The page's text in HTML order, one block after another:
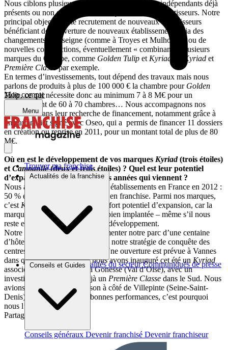
Mon compte
Menu
Trouver ma franchise
Actualités de la franchise
Brèves et actus Actualités du secteur Communiqués de presse
Conseils et Guides
Conseils généraux Devenir franchisé Devenir franchiseur
Nous ciblons plusieurs profils : soit des hôteliers indépendants déjà
présents ou non sous d’autres marques, soit des investisseurs. Notre
principal objectif est le recrutement de nouveaux investisseurs
bénéficiant de l’ouverture de nouveaux établissements, via des
changements d’enseigne (comme à Troyes et Mulhouse), ou de
nouvelles constructions, éventuellement « combinant » plusieurs
marques du Groupe, comme Golden Tulip et Kyriad Kyriad et
Première Classepar exemple.
En termes d’investissements, tout dépend des travaux mais nous
parlons de produits à plus de 100 000 € la chambre pour Golden
Tulip, ce qui nécessite donc au minimum 7 à 8 M€ pour un
établissement de 60 à 70 chambres… Nous accompagnons nos
franchisés dans leur recherche de financement, notamment grâce à
un partenariat signé avec Oseo, qui a permis de financer 11 dossiers
en création ou reprise en 2011, pour un montant total de plus de 80
M€.
Où en est le développement de vos marques Kyriad(trois étoiles)
et Campanile(deux et trois étoiles) ? Quel est leur potentiel
d’expansion en France dans les années qui viennent ?
Nous avons ouvert 22 nouveaux établissements en France en 2012 :
50 % en hôtels managés et 50 % en franchise. Parmi nos marques,
c’est Kyriadqui dispose du plus fort potentiel d’expansion, car la
marque
Campanile
est déjà très bien implantée – même s’il nous
reste encore des opportunités de développement.
Notre objectif à terme est d’augmenter notre parc d’une centaine
d’hôtels
, et de poursuivre notre stratégie de conquête des
centres-villes pour
. Une ouverture est prévue à Vannes
dans quelques semaines, et nous avons inauguré cet été un Kyriad
associé àPremière Classe
à Gonesse (Val d’Oise), avec un
investisseur qui exploite déjà un Première Classe dans le Sud. Nous
avions testé cette combinaison à côté de Villepinte (Seine-Saint-
Denis) : elle réalise de très bonnes performances, c’est pourquoi
nous l’avons renouvelée.
Partager sur :